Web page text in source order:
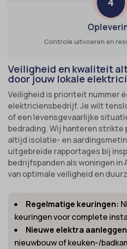
Controle uitvoeren en
Veiligheid en kwaliteit
door jouw lokale
Veiligheid is prioriteit nummer
elektriciensbedrijf. Je wilt
of een levensgevaarlijke
bedrading. Wij hanteren
altijd isolatie- en
uitgebreide rapportages bij
bedrijfspanden als woningen in
van optimale veiligheid en
Regelmatige keuringen:
keuringen voor complete
Nieuwe elektra
nieuwbouw of keuken-/